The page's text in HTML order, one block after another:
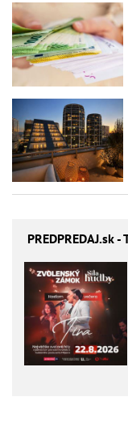
PREDPREDAJ.sk -